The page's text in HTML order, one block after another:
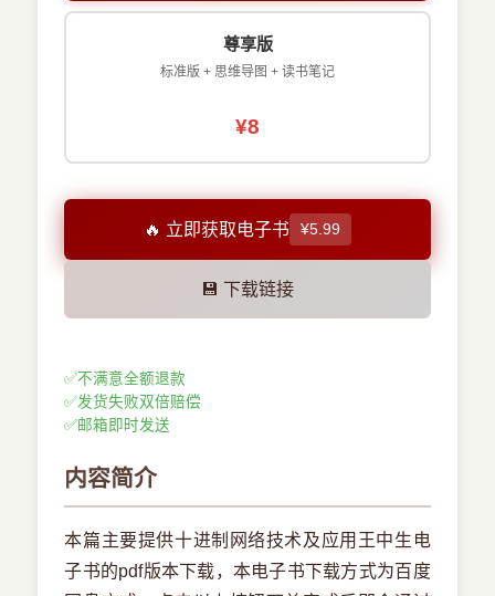
尊享版
标准版 + 思维导图 + 读书笔记
¥8
🔥 立即获取电子书 ¥5.99
💾 下载链接
✅不满意全额退款
✅发货失败双倍赔偿
✅邮箱即时发送
内容简介
本篇主要提供十进制网络技术及应用王中生电
子书的pdf版本下载，本电子书下载方式为百度